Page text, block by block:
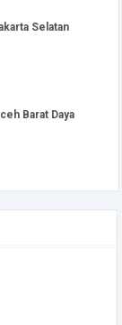
Selatan
Barat Daya